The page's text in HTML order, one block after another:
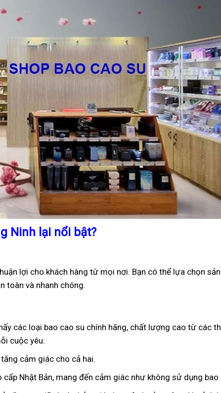
Ninh lại nổi bật?
lợi cho khách hàng từ mọi nơi. Bạn có thể lựa chọn
toàn và nhanh chóng.
các loại bao cao su chính hãng, chất lượng cao từ các
cuộc yêu:
cảm giác cho cả hai.
cấp Nhật Bản, mang đến cảm giác như không sử dụng bao